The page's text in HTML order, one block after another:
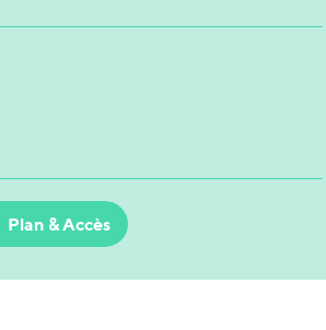
Plan & Accès